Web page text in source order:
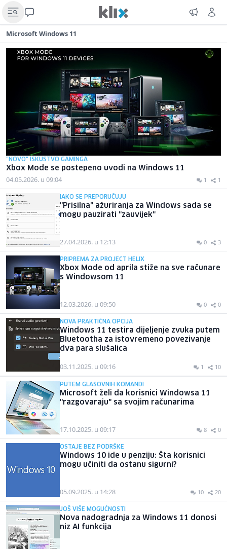
Microsoft Windows 11
"NOVO" ISKUSTVO GAMINGA
Xbox Mode se postepeno uvodi na Windows 11
04.05.2026. u 09:04 1 1
IAKO SE PREPORUČUJU
"Prisilna" ažuriranja za Windows sada se
mogu pauzirati "zauvijek"
27.04.2026. u 12:13 0 3
PRIPREMA ZA PROJECT HELIX
Xbox Mode od aprila stiže na sve računare
s Windowsom 11
12.03.2026. u 09:50 0 0
NOVA PRAKTIČNA OPCIJA
Windows 11 testira dijeljenje zvuka putem
Bluetootha za istovremeno povezivanje
dva para slušalica
03.11.2025. u 09:16 1 10
PUTEM GLASOVNIH KOMANDI
Microsoft želi da korisnici Windowsa 11
"razgovaraju" sa svojim računarima
17.10.2025. u 09:17 8 0
OSTAJE BEZ PODRŠKE
Windows 10 ide u penziju: Šta korisnici
mogu učiniti da ostanu sigurni?
05.09.2025. u 14:28 10 20
JOŠ VIŠE MOGUĆNOSTI
Nova nadogradnja za Windows 11 donosi
niz AI funkcija